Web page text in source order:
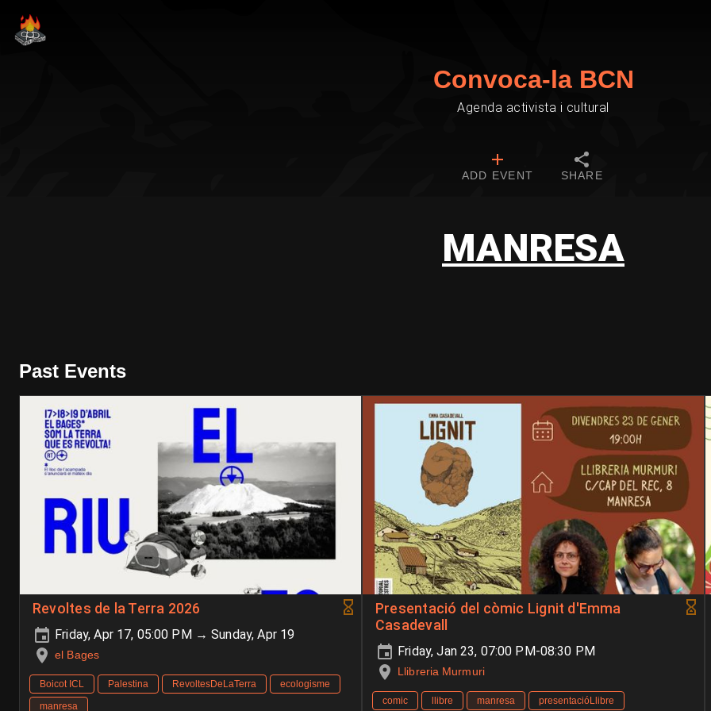
Convoca-la BCN
Agenda activista i cultural
ADD EVENT SHARE
MANRESA
Past Events
Revoltes de la Terra 2026
Friday, Apr 17, 05:00 PM → Sunday, Apr 19
el Bages
Boicot ICL Palestina RevoltesDeLaTerra
ecologisme
manresa
Presentació del còmic Lignit d'Emma
Casadevall
Friday, Jan 23, 07:00 PM-08:30 PM
Llibreria Murmuri
comic llibre manresa presentacióLlibre